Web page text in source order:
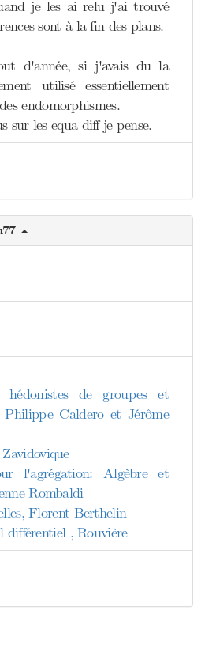
je les ai relu j'ai trouvé
sont à la fin des plans.
d'année, si j'avais du la
utilisé essentiellement
endomorphismes.
sur les equa diff je pense.
hédonistes de groupes et
Caldero et Jérôme
l'agrégation: Algèbre et
Rombaldi
Florent Berthelin
différentiel , Rouvière